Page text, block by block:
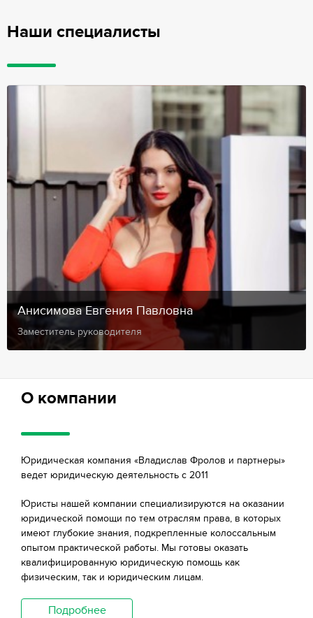
Наши специалисты
Анисимова Евгения Павловна
Заместитель руководителя
О компании
Юридическая компания «Владислав Фролов и партнеры»
ведет юридическую деятельность с 2011
Юристы нашей компании специализируются на оказании
юридической помощи по тем отраслям права, в которых
имеют глубокие знания, подкрепленные колоссальным
опытом практической работы. Мы готовы оказать
квалифицированную юридическую помощь как
физическим, так и юридическим лицам.
Подробнее